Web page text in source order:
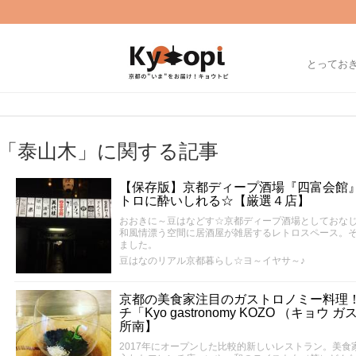
とってお
泰山木」に関する記事
【保存版】京都ディープ酒場『四富会
トロに酔いしれる☆【厳選４店】
おおきに～豆はなどす☆京都ディープ酒場としておな
和風情漂う空間に居酒屋が雑居するレトロスペース。
ました。
豆はなのリアル京都暮らし☆ヨ～イヤサ～♪
京都の美食家注目のガストロノミー料理
チ「Kyo gastronomy KOZO （キョウ ガ
所南】
2017年にオープンした比較的新しいレストラン。美